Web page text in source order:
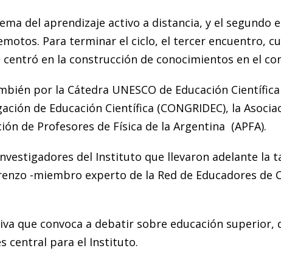
del aprendizaje activo a distancia, y el segundo
Para terminar el ciclo, el tercer encuentro,
centró en la construcción de conocimientos en el
por la Cátedra UNESCO de Educación
de Educación Científica (CONGRIDEC), la
de Profesores de Física de la Argentina (APFA).
del Instituto que llevaron adelante la
-miembro experto de la Red de Educadores de
que convoca a debatir sobre educación
central para el Instituto.